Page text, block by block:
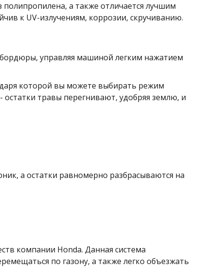
а также отличается лучшим
к UV-излучениям, коррозии, скручиванию.
управляя машиной легким нажатием
которой вы можете выбирать режим
травы перегнивают, удобряя землю, и
а остатки равномерно разбрасываются на
компании Honda. Данная система
по газону, а также легко объезжать